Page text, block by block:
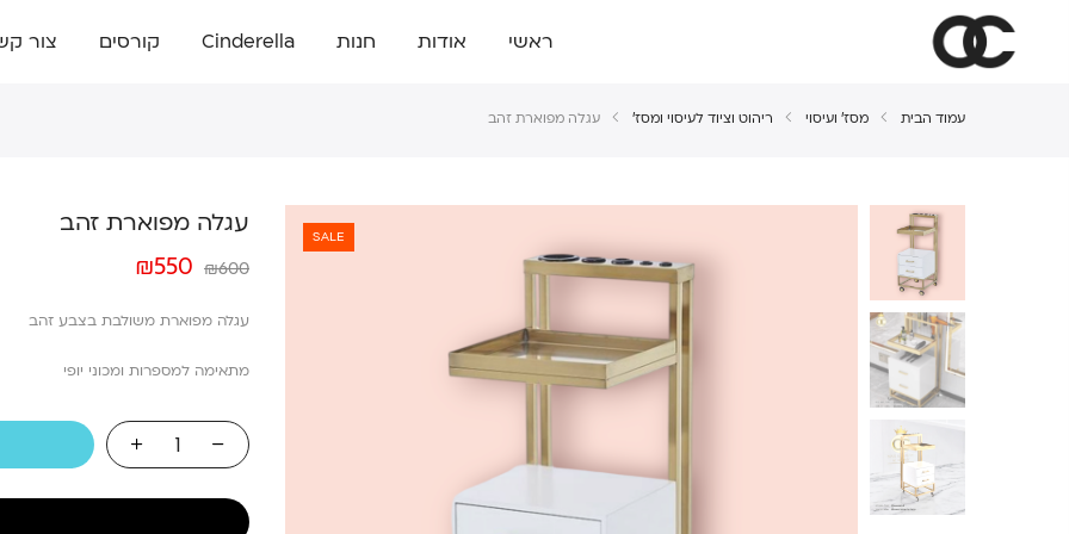
ראשי אודות חנות Cinderella קורסים צור
עמוד הבית מסז' ועיסוי ריהוט וציוד לעיסוי ומסז' עגלה מפוארת זהב
SALE עגלה מפוארת זהב
₪600
₪550
עגלה מפוארת משולבת בצבע זהב
מתאימה למספרות ומכוני יופי